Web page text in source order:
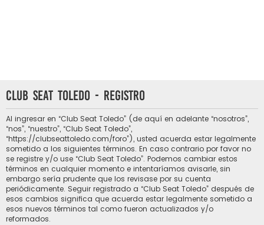
Club Seat Toledo - Registro
Al ingresar en “Club Seat Toledo” (de aquí en adelante “nosotros”,
“nos”, “nuestro”, “Club Seat Toledo”,
“https://clubseattoledo.com/foro”), usted acuerda estar legalmente
sometido a los siguientes términos. En caso contrario por favor no
se registre y/o use “Club Seat Toledo”. Podemos cambiar estos
términos en cualquier momento e intentaríamos avisarle, sin
embargo sería prudente que los revisase por su cuenta
periódicamente. Seguir registrado a “Club Seat Toledo” después de
esos cambios significa que acuerda estar legalmente sometido a
esos nuevos términos tal como fueron actualizados y/o
reformados.